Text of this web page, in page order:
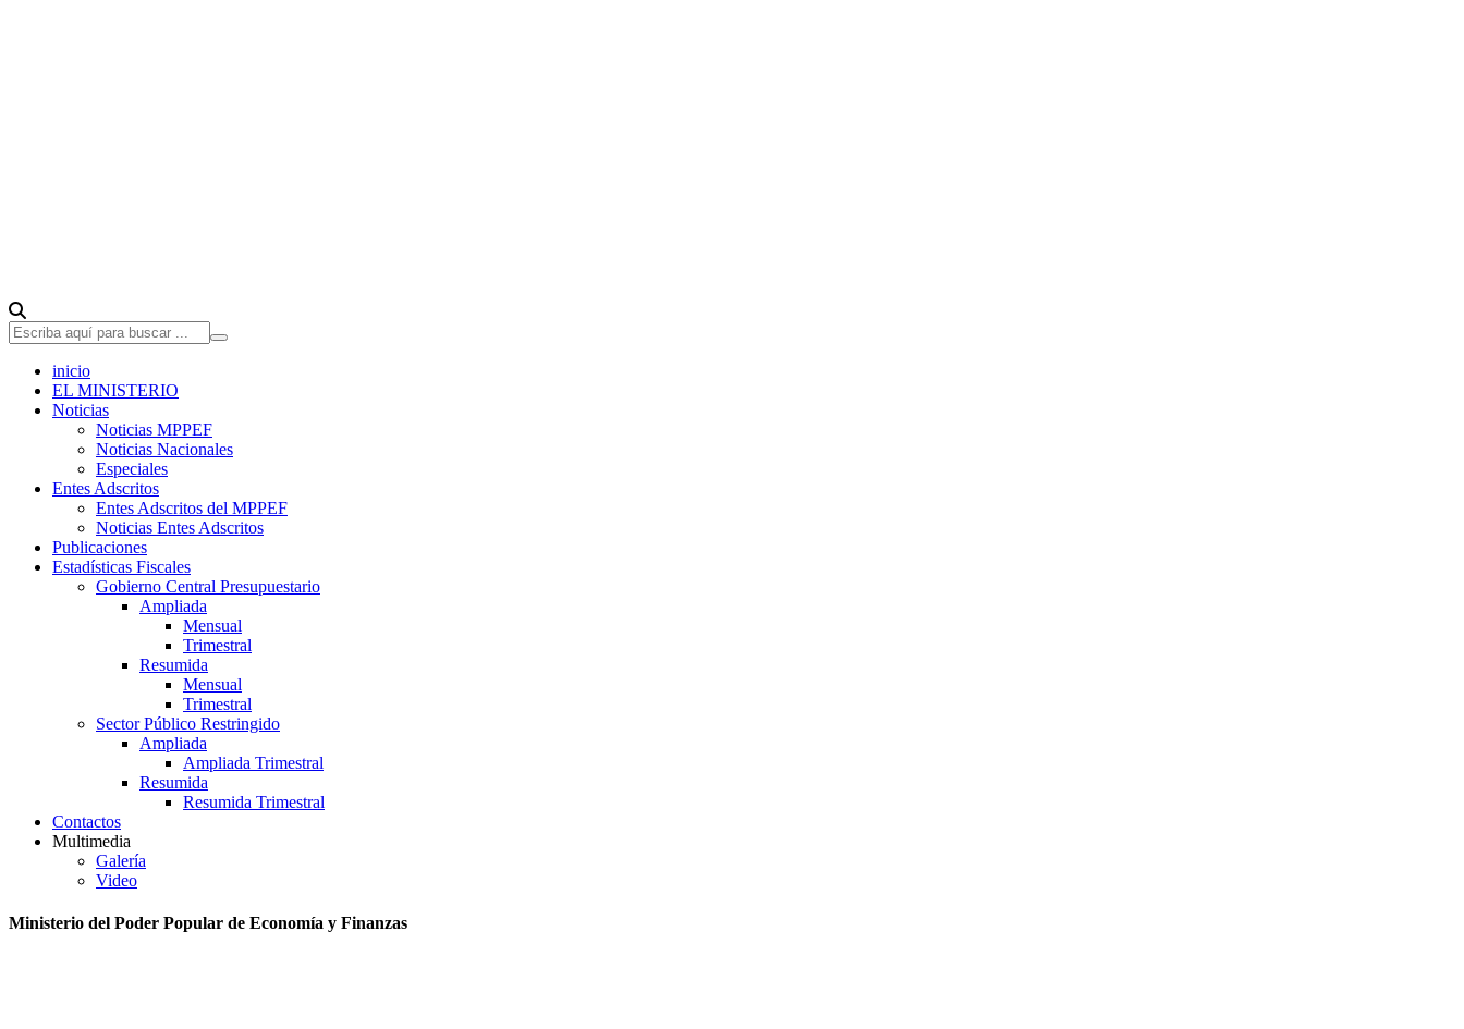
inicio
EL MINISTERIO
Noticias
Noticias MPPEF
Noticias Nacionales
Especiales
Entes Adscritos
Entes Adscritos del MPPEF
Noticias Entes Adscritos
Publicaciones
Estadísticas Fiscales
Gobierno Central Presupuestario
Ampliada
Mensual
Trimestral
Resumida
Mensual
Trimestral
Sector Público Restringido
Ampliada
Ampliada Trimestral
Resumida
Resumida Trimestral
Contactos
Multimedia
Galería
Video
Ministerio del Poder Popular de Economía y Finanzas